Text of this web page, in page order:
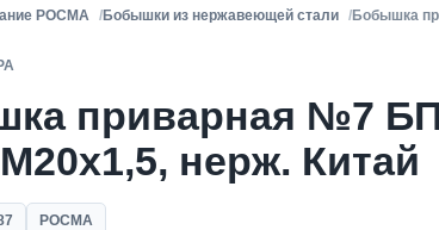
РОСМА Бобышки из нержавеющей стали Бобышка
приварная №7
нерж. Китай
РОСМА